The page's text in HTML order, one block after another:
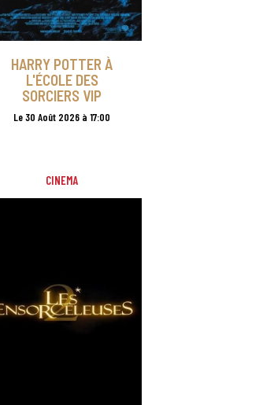
HARRY POTTER À
L'ÉCOLE DES
SORCIERS VIP
Le 30 Août 2026 à 17:00
CINEMA